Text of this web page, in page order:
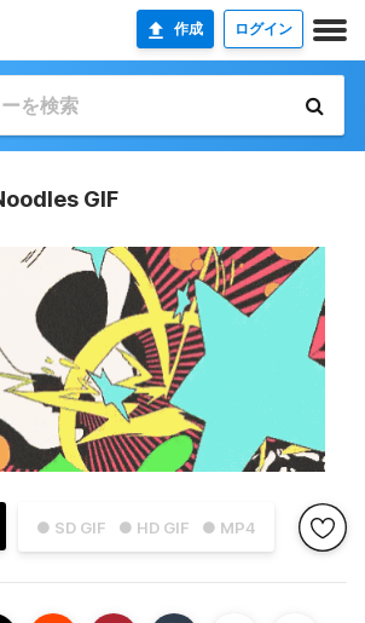
作成 ログイン
GIF
● SD GIF ● HD GIF ● MP4